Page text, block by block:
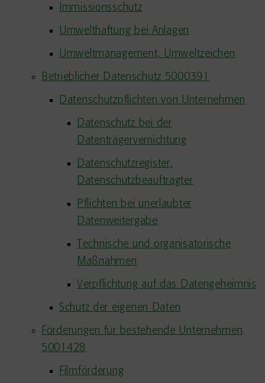
Immissionsschutz
Umwelthaftung bei Anlagen
Umweltmanagement, Umweltzeichen
Betrieblicher Datenschutz 5000391
Datenschutzpflichten von Unternehmen
Datenschutz bei der
Datenträgervernichtung
Datenschutzregister,
Datenschutzbeauftragter
Pflichten bei unerlaubter
Datenweitergabe
Technische und organisatorische
Maßnahmen
Verpflichtung auf das Datengeheimnis
Schutz der eigenen Daten
Förderungen für bestehende Unternehmen
5001428
Filmförderung